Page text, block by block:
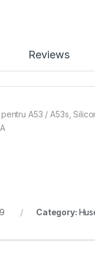
Reviews
A53 / A53s,
Category: